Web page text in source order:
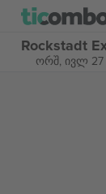
Rockstadt
ორშ, ივლ 27